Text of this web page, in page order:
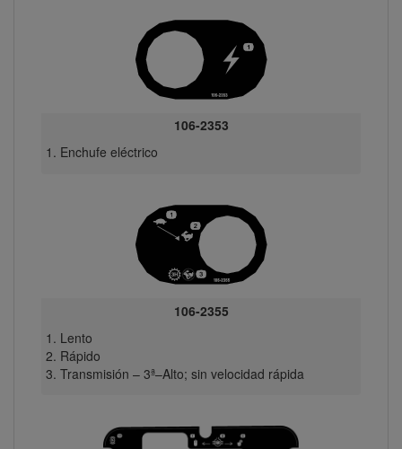
106-2353
Enchufe eléctrico
106-2355
Lento
Rápido
Transmisión – 3ª–Alto; sin velocidad rápida